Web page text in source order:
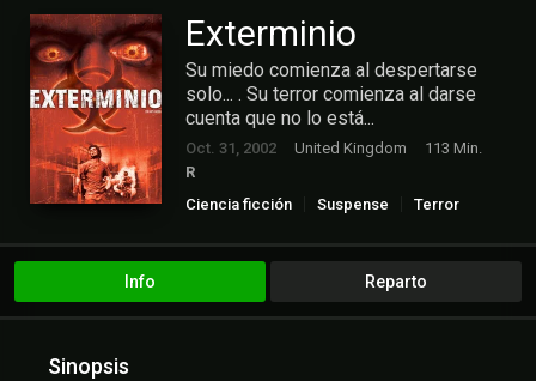
Exterminio
Su miedo comienza al despertarse
solo... . Su terror comienza al darse
cuenta que no lo está...
Oct. 31, 2002 United Kingdom
113 Min.
R
Ciencia ficción
Suspense Terror
Info Reparto
Sinopsis